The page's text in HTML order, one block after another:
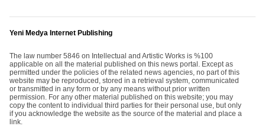
Yeni Medya Internet Publishing
The law number 5846 on Intellectual and Artistic Works is %100
applicable on all the material published on this news portal. Except as
permitted under the policies of the related news agencies, no part of this
website may be reproduced, stored in a retrieval system, communicated
or transmitted in any form or by any means without prior written
permission. For any other material published on this website; you may
copy the content to individual third parties for their personal use, but only
if you acknowledge the website as the source of the material and place a
link.